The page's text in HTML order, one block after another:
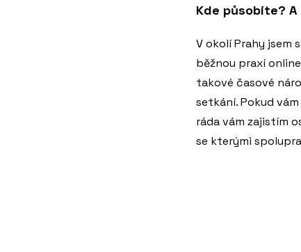
Kde působíte?
V okolí Prahy jsem
běžnou praxí
takové časové
setkání. Pokud
ráda vám zajistím
se kterými